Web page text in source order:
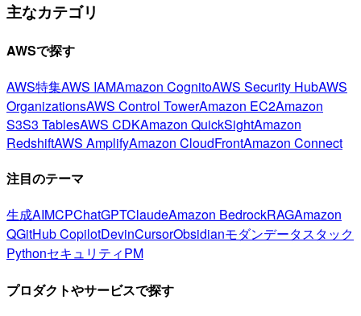
主なカテゴリ
AWSで探す
AWS特集AWS IAMAmazon CognitoAWS Security HubAWS
OrganizationsAWS Control TowerAmazon EC2Amazon
S3S3 TablesAWS CDKAmazon QuickSightAmazon
RedshiftAWS AmplifyAmazon CloudFrontAmazon Connect
注目のテーマ
生成AIMCPChatGPTClaudeAmazon BedrockRAGAmazon
QGitHub CopilotDevinCursorObsidianモダンデータスタック
PythonセキュリティPM
プロダクトやサービスで探す